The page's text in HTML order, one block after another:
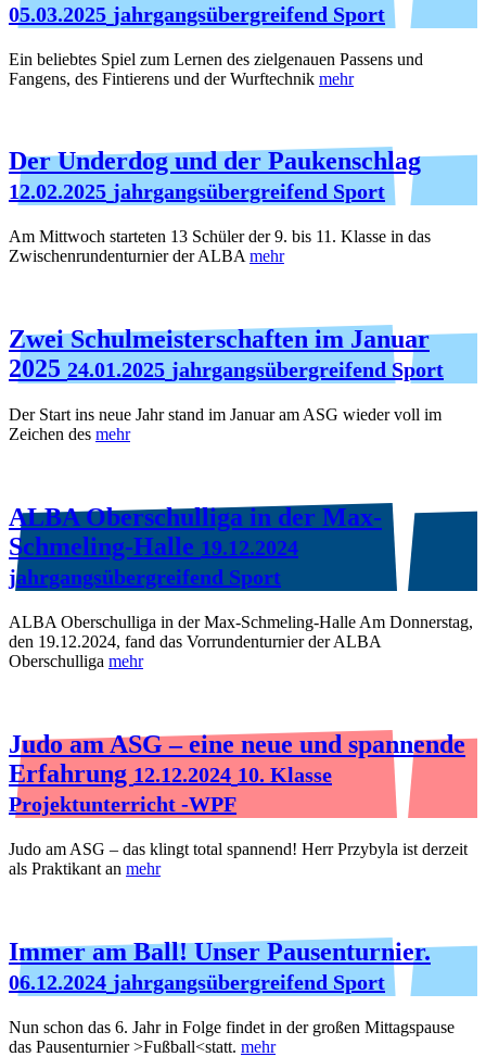
05.03.2025 jahrgangsübergreifend Sport
Ein beliebtes Spiel zum Lernen des zielgenauen Passens und
Fangens, des Fintierens und der Wurftechnik mehr
Der Underdog und der Paukenschlag
12.02.2025 jahrgangsübergreifend Sport
Am Mittwoch starteten 13 Schüler der 9. bis 11. Klasse in das
Zwischenrundenturnier der ALBA mehr
Zwei Schulmeisterschaften im Januar
2025 24.01.2025 jahrgangsübergreifend Sport
Der Start ins neue Jahr stand im Januar am ASG wieder voll im
Zeichen des mehr
ALBA Oberschulliga in der Max-
Schmeling-Halle 19.12.2024
jahrgangsübergreifend Sport
ALBA Oberschulliga in der Max-Schmeling-Halle Am Donnerstag,
den 19.12.2024, fand das Vorrundenturnier der ALBA
Oberschulliga mehr
Judo am ASG – eine neue und spannende
Erfahrung 12.12.2024 10. Klasse
Projektunterricht -WPF
Judo am ASG – das klingt total spannend! Herr Przybyla ist derzeit
als Praktikant an mehr
Immer am Ball! Unser Pausenturnier.
06.12.2024 jahrgangsübergreifend Sport
Nun schon das 6. Jahr in Folge findet in der großen Mittagspause
das Pausenturnier >Fußball<statt. mehr